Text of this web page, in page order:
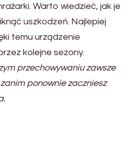
Warto wiedzieć, jak je
uszkodzeń. Najlepiej
temu urządzenie
kolejne sezony.
przechowywaniu zawsze
ponownie zaczniesz